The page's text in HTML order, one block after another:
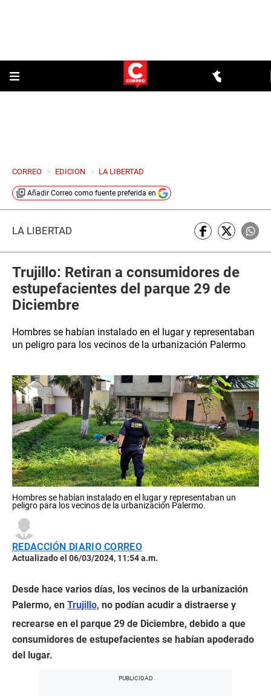
CORREO > EDICION > LA LIBERTAD
Añadir Correo como fuente preferida en
LA LIBERTAD
Trujillo: Retiran a consumidores de
estupefacientes del parque 29 de
Diciembre
Hombres se habían instalado en el lugar y representaban
un peligro para los vecinos de la urbanización Palermo
Hombres se habían instalado en el lugar y representaban un
peligro para los vecinos de la urbanización Palermo.
REDACCIÓN DIARIO CORREO
Actualizado el 06/03/2024, 11:54 a.m.
Desde hace varios días, los vecinos de la urbanización
Palermo, en Trujillo, no podían acudir a distraerse y
recrearse en el parque 29 de Diciembre, debido a que
consumidores de estupefacientes se habían apoderado
del lugar.